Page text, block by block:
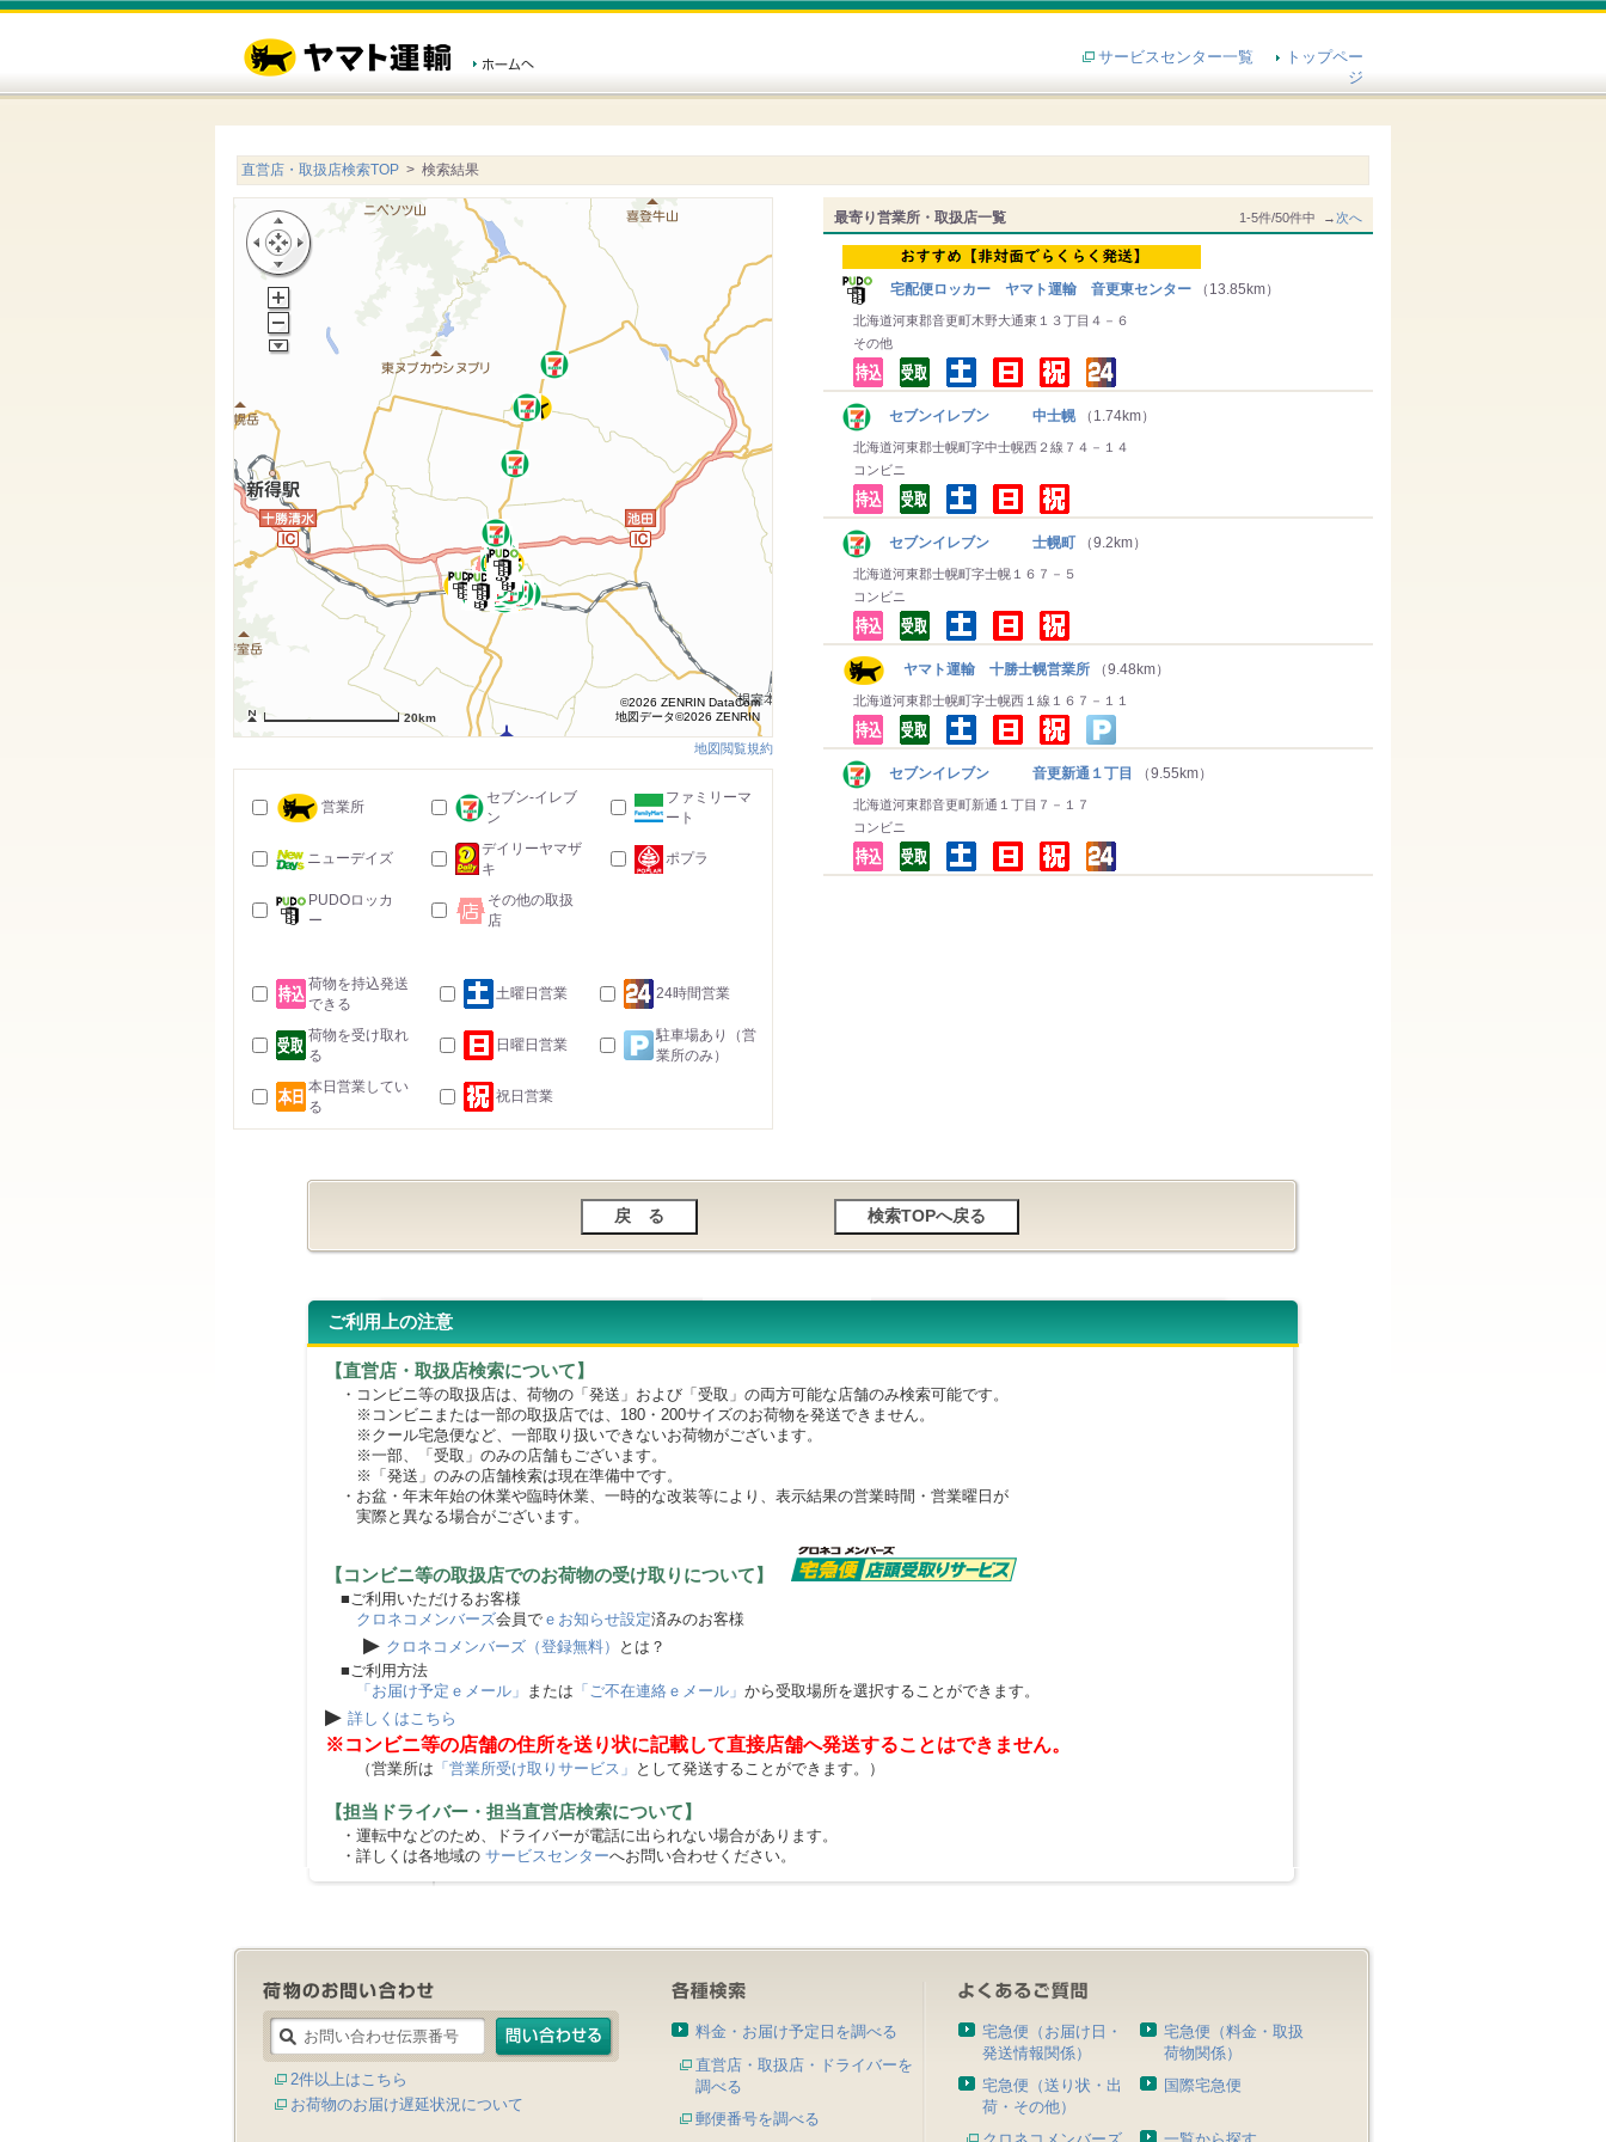
サービスセンター一覧
トップペー
ジ
直営店・取扱店検索TOP > 検索結果
最寄り営業所・取扱店一覧 1-5件/50件中 →次へ
宅配便ロッカー ヤマト運輸 音更東センター （13.85km）
北海道河東郡音更町木野大通東１３丁目４－６
その他
セブンイレブン 中士幌 （1.74km）
北海道河東郡士幌町字中士幌西２線７４－１４
コンビニ
セブンイレブン 士幌町 （9.2km）
北海道河東郡士幌町字士幌１６７－５
コンビニ
ヤマト運輸 十勝士幌営業所 （9.48km）
北海道河東郡士幌町字士幌西１線１６７－１１
セブンイレブン 音更新通１丁目 （9.55km）
北海道河東郡音更町新通１丁目７－１７
コンビニ
20km
©2026 ZENRIN DataCom
地図データ©2026 ZENRIN
地図閲覧規約
営業所
セブン-イレブ
ン
ファミリーマ
ート
ニューデイズ
デイリーヤマザ
キ
ポプラ
PUDOロッカ
ー
その他の取扱
店
荷物を持込発送
できる
土曜日営業 24時間営業
荷物を受け取れ
る
日曜日営業
駐車場あり（営
業所のみ）
本日営業してい
る
祝日営業
ご利用上の注意
【直営店・取扱店検索について】
・コンビニ等の取扱店は、荷物の「発送」および「受取」の両方可能な店舗のみ検索可能です。
※コンビニまたは一部の取扱店では、180・200サイズのお荷物を発送できません。
※クール宅急便など、一部取り扱いできないお荷物がございます。
※一部、「受取」のみの店舗もございます。
※「発送」のみの店舗検索は現在準備中です。
・お盆・年末年始の休業や臨時休業、一時的な改装等により、表示結果の営業時間・営業曜日が
実際と異なる場合がございます。
【コンビニ等の取扱店でのお荷物の受け取りについて】
■ご利用いただけるお客様
クロネコメンバーズ会員で ｅお知らせ設定済みのお客様
▶ クロネコメンバーズ（登録無料）
とは？
■ご利用方法
「お届け予定ｅメール」 または 「ご不在連絡ｅメール」 から受取場所を選択することができます。
▶ 詳しくはこちら
※コンビニ等の店舗の住所を送り状に記載して直接店舗へ発送することはできません。
（営業所は 「営業所受け取りサービス」 として発送することができます。）
【担当ドライバー・担当直営店検索について】
・運転中などのため、ドライバーが電話に出られない場合があります。
・詳しくは各地域の サービスセンターへお問い合わせください。
2件以上はこちら
お荷物のお届け遅延状況について
料金・お届け予定日を調べる
直営店・取扱店・ドライバーを
調べる
郵便番号を調べる
宅急便（お届け日・
発送情報関係）
宅急便（料金・取扱
荷物関係）
宅急便（送り状・出
荷・その他）
国際宅急便